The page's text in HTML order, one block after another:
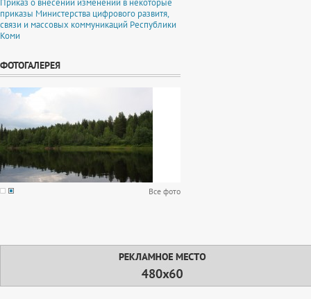
Приказ о внесении изменений в некоторые
приказы Министерства цифрового развитя,
связи и массовых коммуникаций Республики
Коми
ФОТОГАЛЕРЕЯ
Все фото